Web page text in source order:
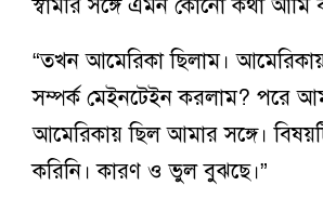
স্বামীর সঙ্গে এমন কোনো কথা আমি
“তখন আমেরিকা ছিলাম।
সম্পর্ক মেইনটেইন করলাম? পরে
আমেরিকায় ছিল আমার সঙ্গে।
করিনি। কারণ ও ভুল বুঝছে।”